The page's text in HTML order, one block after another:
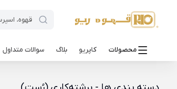
محصولات کاپریو بلاگ سوالات متداول